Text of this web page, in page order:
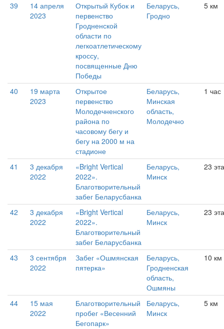
39
14 апреля
2023
Открытый Кубок и
первенство
Гродненской
области по
легкоатлетическому
кроссу,
посвященные Дню
Победы
Беларусь,
Гродно
5 км
40
19 марта
2023
Открытое
первенство
Молодечненского
района по
часовому бегу и
бегу на 2000 м на
стадионе
Беларусь,
Минская
область,
Молодечно
1 час
41
3 декабря
2022
«Bright Vertical
2022».
Благотворительный
забег Беларусбанка
Беларусь,
Минск
23
42
3 декабря
2022
«Bright Vertical
2022».
Благотворительный
забег Беларусбанка
Беларусь,
Минск
23
43
3 сентября
2022
Забег «Ошмянская
пятерка»
Беларусь,
Гродненская
область,
Ошмяны
10 км
44
15 мая
2022
Благотворительный
пробег «Весенний
Бегопарк»
Беларусь,
Минск
5 км